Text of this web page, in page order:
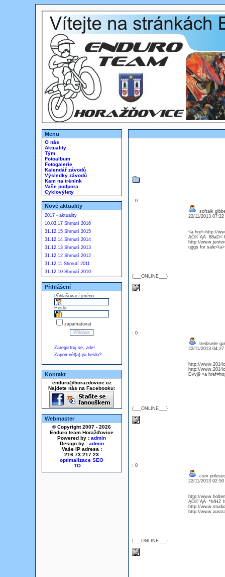
Menu
O nás
Aktuality
Tým
Fotoalbum
Fotogalerie
Kalendář závodů
Výsledky závodů
Kam na trénink
Vaše podpora
Cyklovýlety
Nové aktuality
2017 - aktuality
10.03.17 Shrnutí 2016
31.12.15 Shrnutí 2015
31.12.14 Shrnutí 2014
31.12.13 Shrnutí 2013
31.12.12 Shrnutí 2012
31.12.11 Shrnutí 2011
31.12.10 Shrnutí 2010
Přihlášení
Přihlašovací jméno:
Heslo:
zapamatovat
Zaregistruj se, zde!
Zapomněl(a) jsi heslo?
Kontakt
enduro@horazdovice.cz
Najdete nás na Facebooku:
Webmaster
© Copyright 2007 - 2026
Enduro team Horažďovice
Powered by : admin
Design by : admin
Vaše IP adresa :
216.73.217.23
optimalizace SEO
: 0
{___ONLINE___}
softalk
22/11/2013
<a href=http://
ĄÖ©`ĄÄ 88aD<
http://
uggs for sale</
: 0
{___ONLINE___}
treibseile
22/11/2013
http://
http://
Dvvj9 <a
: 0
{___ONLINE___}
csrv
22/11/2013
http://
ĄÖ©`ĄÄ *bfHZ
http://
http://